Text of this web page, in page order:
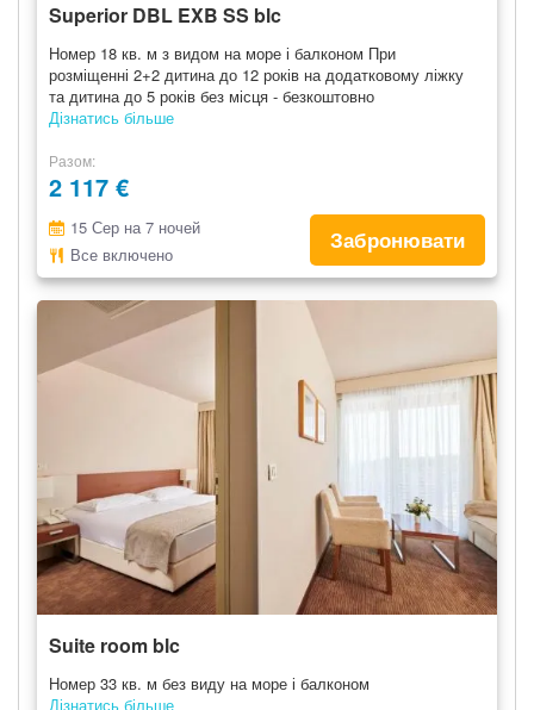
Superior DBL EXB SS blc
Номер 18 кв. м з видом на море і балконом При
розміщенні 2+2 дитина до 12 років на додатковому ліжку
та дитина до 5 років без місця - безкоштовно
Дізнатись більше
Разом
2 117 €
15 Сер на 7 ночей
Все включено
Забронювати
Suite room blc
Номер 33 кв. м без виду на море і балконом
Дізнатись більше